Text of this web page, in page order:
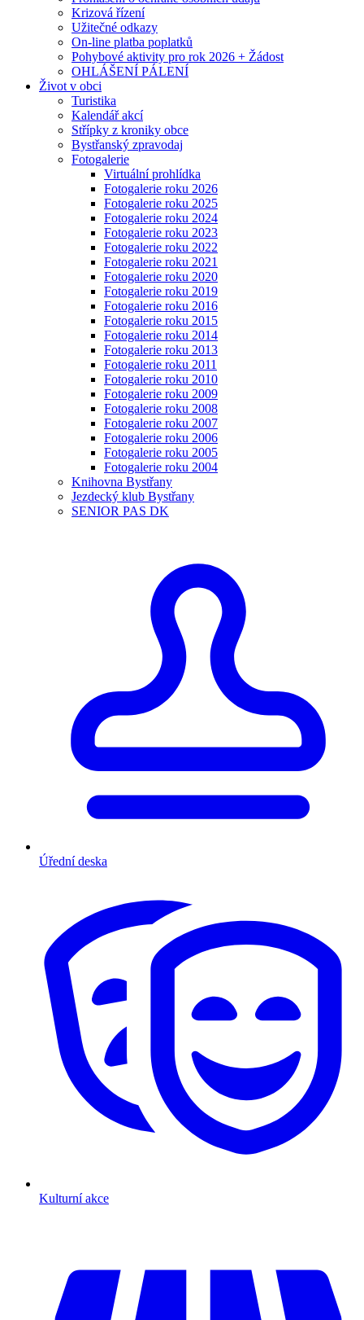
Krizová řízení
Užitečné odkazy
On-line platba poplatků
Pohybové aktivity pro rok 2026 + Žádost
OHLÁŠENÍ PÁLENÍ
Život v obci
Turistika
Kalendář akcí
Střípky z kroniky obce
Bystřanský zpravodaj
Fotogalerie
Virtuální prohlídka
Fotogalerie roku 2026
Fotogalerie roku 2025
Fotogalerie roku 2024
Fotogalerie roku 2023
Fotogalerie roku 2022
Fotogalerie roku 2021
Fotogalerie roku 2020
Fotogalerie roku 2019
Fotogalerie roku 2016
Fotogalerie roku 2015
Fotogalerie roku 2014
Fotogalerie roku 2013
Fotogalerie roku 2011
Fotogalerie roku 2010
Fotogalerie roku 2009
Fotogalerie roku 2008
Fotogalerie roku 2007
Fotogalerie roku 2006
Fotogalerie roku 2005
Fotogalerie roku 2004
Knihovna Bystřany
Jezdecký klub Bystřany
SENIOR PAS DK
Úřední deska
Kulturní akce